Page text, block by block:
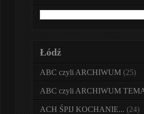
Łódź
ABC czyli ARCHIWUM (25)
ABC czyli ARCHIWUM
ACH ŚPIJ KOCHANIE... (24)